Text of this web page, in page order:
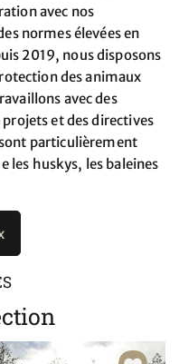
avec nos
normes élevées en
2019, nous disposons
des animaux
avec des
et des directives
particulièrement
les huskys, les baleines